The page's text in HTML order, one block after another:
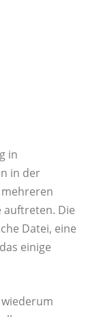
in
in der
auftreten. Die
Datei, eine
einige